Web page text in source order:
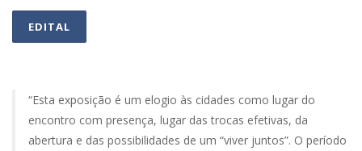
EDITAL
“Esta exposição é um elogio às cidades como lugar do
encontro com presença, lugar das trocas efetivas, da
abertura e das possibilidades de um “viver juntos”. O período